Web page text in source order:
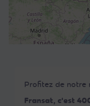
Profitez de notre
Fransat, c'est